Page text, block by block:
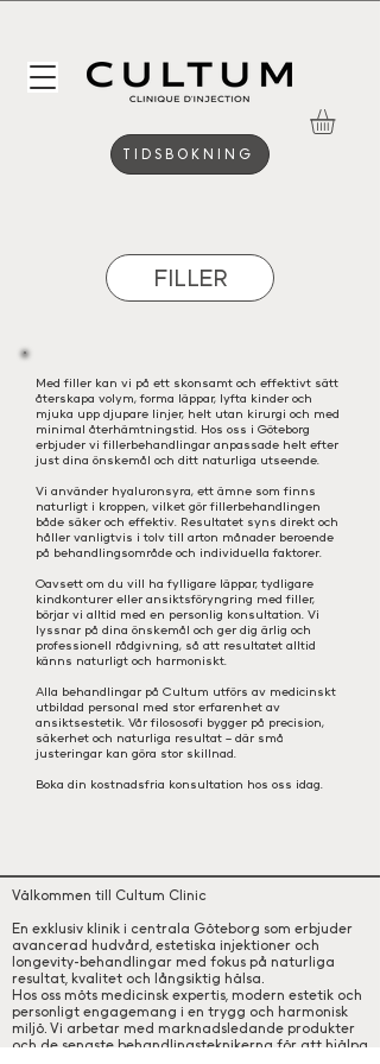
TIDSBOKNING
FILLER
Med filler kan vi på ett skonsamt och effektivt sätt
återskapa volym, forma läppar, lyfta kinder och
mjuka upp djupare linjer, helt utan kirurgi och med
minimal återhämtningstid. Hos oss i Göteborg
erbjuder vi fillerbehandlingar anpassade helt efter
just dina önskemål och ditt naturliga utseende.
Vi använder hyaluronsyra, ett ämne som finns
naturligt i kroppen, vilket gör fillerbehandlingen
både säker och effektiv. Resultatet syns direkt och
håller vanligtvis i tolv till arton månader beroende
på behandlingsområde och individuella faktorer.
Oavsett om du vill ha fylligare läppar, tydligare
kindkonturer eller ansiktsföryngring med filler,
börjar vi alltid med en personlig konsultation. Vi
lyssnar på dina önskemål och ger dig ärlig och
professionell rådgivning, så att resultatet alltid
känns naturligt och harmoniskt.
Alla behandlingar på Cultum utförs av medicinskt
utbildad personal med stor erfarenhet av
ansiktsestetik. Vår filososofi bygger på precision,
säkerhet och naturliga resultat – där små
justeringar kan göra stor skillnad.
Boka din kostnadsfria konsultation hos oss idag.
Välkommen till Cultum Clinic
En exklusiv klinik i centrala Göteborg som erbjuder
avancerad hudvård, estetiska injektioner och
longevity-behandlingar med fokus på naturliga
resultat, kvalitet och långsiktig hälsa.
Hos oss möts medicinsk expertis, modern estetik och
personligt engagemang i en trygg och harmonisk
miljö. Vi arbetar med marknadsledande produkter
och de senaste behandlingsteknikerna för att hjälpa